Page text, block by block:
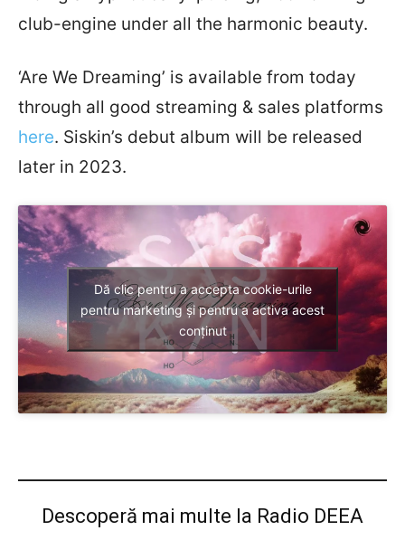
club-engine under all the harmonic beauty.
‘Are We Dreaming’ is available from today
through all good streaming & sales platforms
here. Siskin’s debut album will be released
later in 2023.
Dă clic pentru a accepta cookie-urile
pentru marketing și pentru a activa acest
conținut
Descoperă mai multe la Radio DEEA